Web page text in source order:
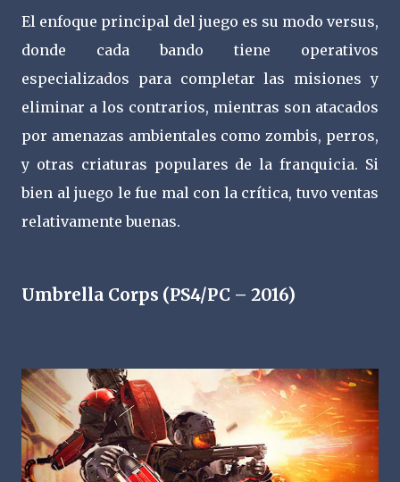
El enfoque principal del juego es su modo versus,
donde cada bando tiene operativos
especializados para completar las misiones y
eliminar a los contrarios, mientras son atacados
por amenazas ambientales como zombis, perros,
y otras criaturas populares de la franquicia. Si
bien al juego le fue mal con la crítica, tuvo ventas
relativamente buenas.
Umbrella Corps (PS4/PC – 2016)